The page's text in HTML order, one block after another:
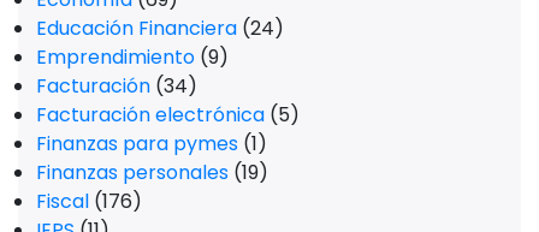
Educación Financiera (24)
Emprendimiento (9)
Facturación (34)
Facturación electrónica (5)
Finanzas para pymes (1)
Finanzas personales (19)
Fiscal (176)